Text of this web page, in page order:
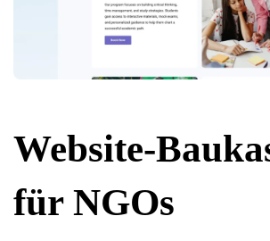
Website-
für NGOs